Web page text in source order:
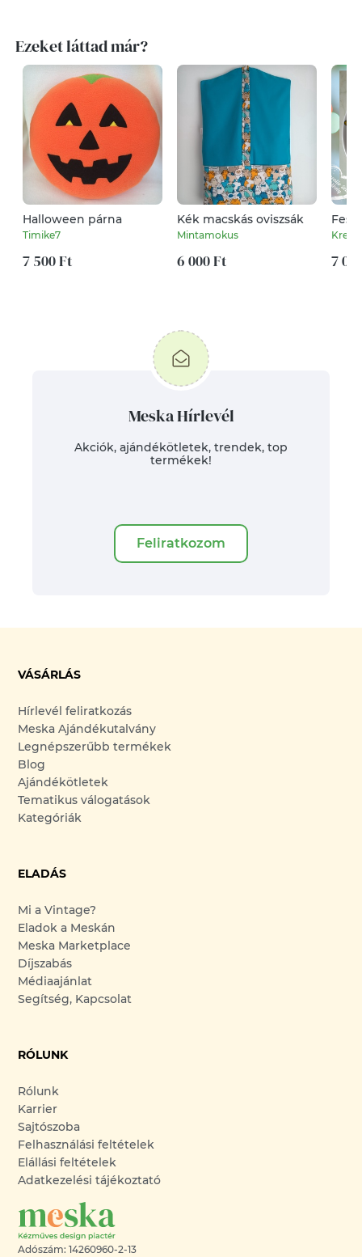
Ezeket láttad már?
Halloween párna
Timike7
7 500 Ft
Kék macskás oviszsák
Mintamokus
6 000 Ft 7
Meska Hírlevél
Akciók, ajándékötletek, trendek, top
termékek!
Feliratkozom
VÁSÁRLÁS
Hírlevél feliratkozás
Meska Ajándékutalvány
Legnépszerűbb termékek
Blog
Ajándékötletek
Tematikus válogatások
Kategóriák
ELADÁS
Mi a Vintage?
Eladok a Meskán
Meska Marketplace
Díjszabás
Médiaajánlat
Segítség, Kapcsolat
RÓLUNK
Rólunk
Karrier
Sajtószoba
Felhasználási feltételek
Elállási feltételek
Adatkezelési tájékoztató
Adószám: 14260960-2-13